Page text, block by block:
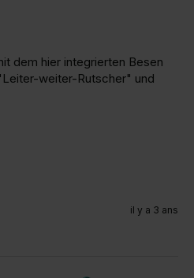
dem hier integrierten Besen
weiter-Rutscher" und
il y a 3 ans